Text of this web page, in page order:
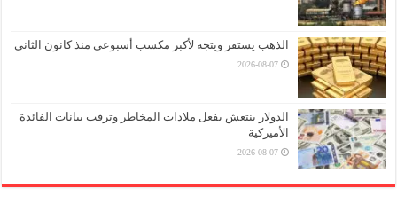
الذهب يستقر ويتجه لأكبر مكسب أسبوعي منذ كانون الثاني
2026-08-07
الدولار ينتعش بفعل ملاذات المخاطر وترقب بيانات الفائدة
الأميركية
2026-08-07